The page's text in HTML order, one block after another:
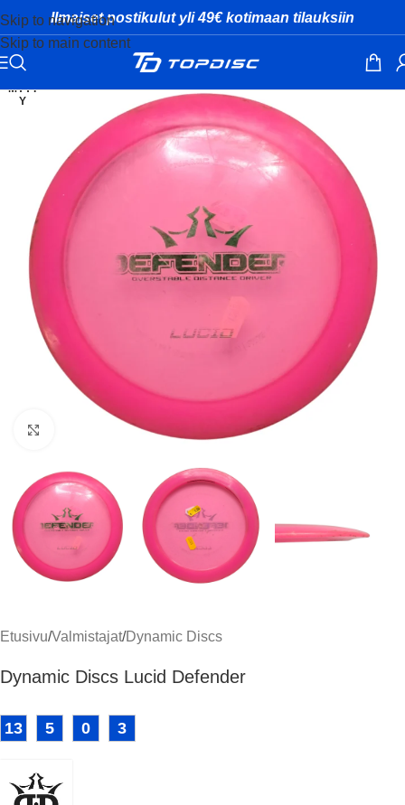
Skip to navigation
Skip to main content
Ilmaiset postikulut yli 49€ kotimaan tilauksiin
MYYT
Y
Klikkaa suuremmaksi
Etusivu/Valmistajat/Dynamic Discs
Dynamic Discs Lucid Defender
13 5 0 3